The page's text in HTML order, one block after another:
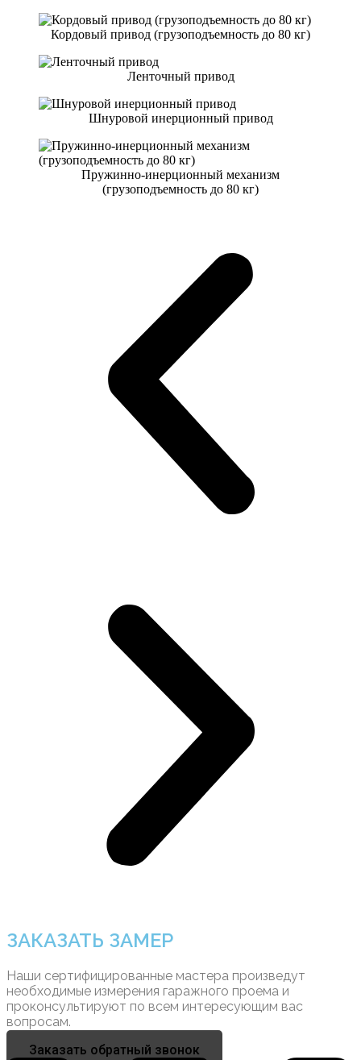
Кордовый привод (грузоподъемность до 80 кг)
Ленточный привод
Шнуровой инерционный привод
Пружинно-инерционный механизм
(грузоподъемность до 80 кг)
ЗАКАЗАТЬ ЗАМЕР
Наши сертифицированные мастера произведут
необходимые измерения гаражного проема и
проконсультируют по всем интересующим вас
вопросам.
Заказать обратный звонок